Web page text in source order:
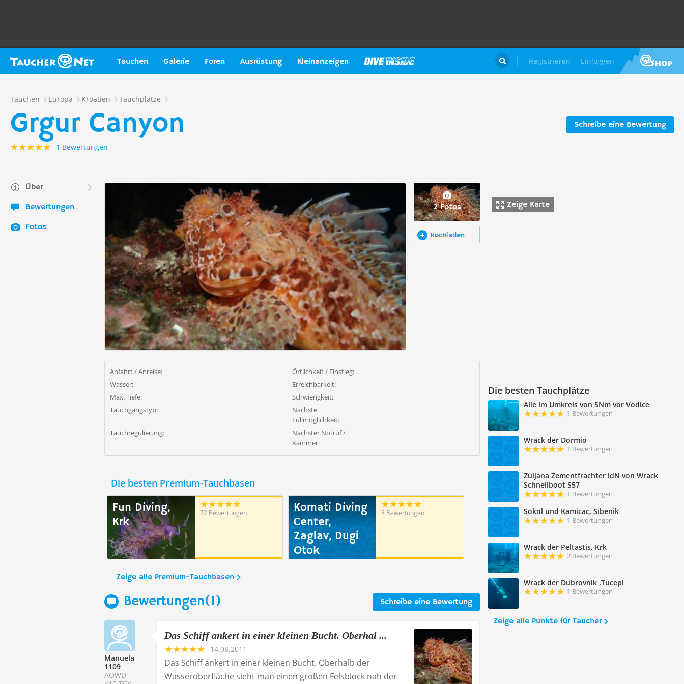
Tauchen Galerie Foren Ausrüstung Kleinanzeigen Registrieren Einloggen

Tauchen Europa Kroatien Tauchplätze
Schreibe eine Bewertung
Grgur Canyon
1 Bewertungen
Über
Bewertungen
Fotos
Zeige Karte
Die besten Tauchplätze
Alle im Umkreis von 5Nm vor Vodice
1 Bewertungen
Wrack der Dormio
1 Bewertungen
Zuljana Zementfrachter idN von Wrack
Schnellboot S57
1 Bewertungen
Sokol und Kamicac, Sibenik
1 Bewertungen
Wrack der Peltastis, Krk
2 Bewertungen
Wrack der Dubrovnik ,Tucepi
1 Bewertungen
Zeige alle Punkte für Taucher
2 Fotos
Hochladen
Anfahrt / Anreise:
Örtlichkeit / Einstieg:
Wasser:
Erreichbarkeit:
Max. Tiefe:
Schwierigkeit:
Tauchgangstyp:
Nächste
Füllmöglichkeit:
Tauchregulierung:
Nächster Notruf /
Kammer:
Die besten Premium-Tauchbasen
Fun Diving,
Krk
72 Bewertungen
Kornati Diving
Center,
Zaglav, Dugi
Otok
3 Bewertungen
Zeige alle Premium-Tauchbasen
Schreibe eine Bewertung
Bewertungen(1)
Manuela
1109
AOWD
Das Schiff ankert in einer kleinen Bucht. Oberhal ...
14.08.2011
Das Schiff ankert in einer kleinen Bucht. Oberhalb der
Wasseroberfläche sieht man einen großen Felsblock nah der